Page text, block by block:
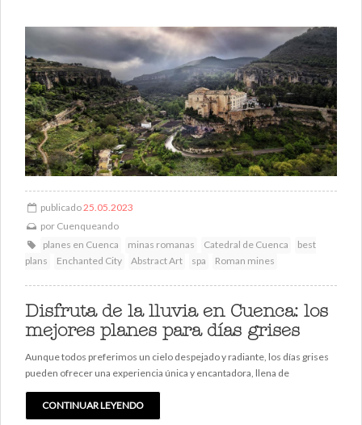
publicado25.05.2023
por Cuenqueando
planes en Cuenca
minas romanas Catedral de Cuenca
best
plans
Enchanted City Abstract Art spa Roman mines
Disfruta de la lluvia en Cuenca: los
mejores planes para días grises
Aunque todos preferimos un cielo despejado y radiante, los días grises
pueden ofrecer una experiencia única y encantadora, llena de
CONTINUAR LEYENDO